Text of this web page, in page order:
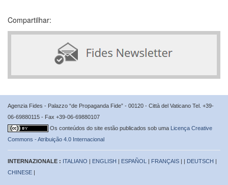
Compartilhar:
Agenzia Fides - Palazzo “de Propaganda Fide” - 00120 - Città del Vaticano Tel. +39-
06-69880115 - Fax +39-06-69880107
Os conteúdos do site estão publicados sob uma Licença Creative
Commons - Atribuição 4.0 Internacional
INTERNAZIONALE : ITALIANO | ENGLISH | ESPAÑOL | FRANÇAIS | | DEUTSCH |
CHINESE |